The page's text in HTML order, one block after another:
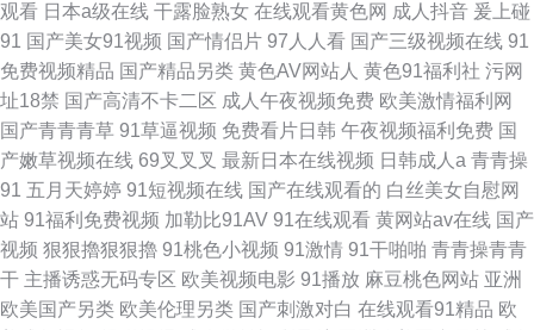
观看 日本a级在线 干露脸熟女 在线观看黄色网 成人抖音 爰上碰
91 国产美女91视频 国产情侣片 97人人看 国产三级视频在线 91
免费视频精品 国产精品另类 黄色AV网站人 黄色91福利社 污网
址18禁 国产高清不卡二区 成人午夜视频免费 欧美激情福利网
国产青青青草 91草逼视频 免费看片日韩 午夜视频福利免费 国
产嫩草视频在线 69叉叉叉 最新日本在线视频 日韩成人a 青青操
91 五月天婷婷 91短视频在线 国产在线观看的 白丝美女自慰网
站 91福利免费视频 加勒比91AV 91在线观看 黄网站av在线 国产
视频 狠狠擼狠狠擼 91桃色小视频 91激情 91干啪啪 青青操青青
干 主播诱惑无码专区 欧美视频电影 91播放 麻豆桃色网站 亚洲
欧美国产另类 欧美伦理另类 国产刺激对白 在线观看91精品 欧